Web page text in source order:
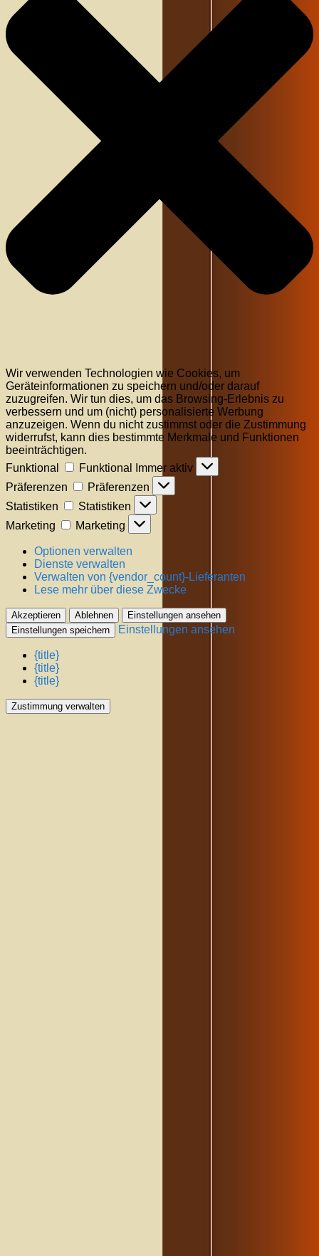
Wir verwenden Technologien wie Cookies, um
Geräteinformationen zu speichern und/oder darauf
zuzugreifen. Wir tun dies, um das Browsing-Erlebnis zu
verbessern und um (nicht) personalisierte Werbung
anzuzeigen. Wenn du nicht zustimmst oder die Zustimmung
widerrufst, kann dies bestimmte Merkmale und Funktionen
beeinträchtigen.
Funktional
Funktional
Immer aktiv
Präferenzen
Präferenzen
Statistiken
Statistiken
Marketing
Marketing
Optionen verwalten
Dienste verwalten
Verwalten von {vendor_count}-Lieferanten
Lese mehr über diese Zwecke
Akzeptieren Ablehnen
Einstellungen ansehen
Einstellungen speichern
Einstellungen ansehen
{title}
{title}
{title}
Zustimmung verwalten